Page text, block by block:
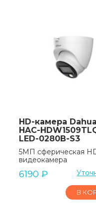
HD-камера
HAC-
LED-0280B-S3
5МП сферическая
видеокамера
6190 ₽
В